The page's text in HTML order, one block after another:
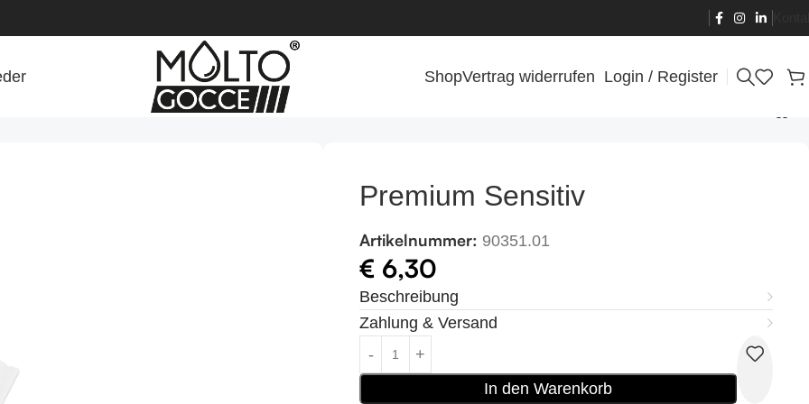
ShopVertrag widerrufen Login / Register
Premium Sensitiv
Artikelnummer: 90351.01
€ 6,30
Beschreibung
Zahlung & Versand
In den Warenkorb